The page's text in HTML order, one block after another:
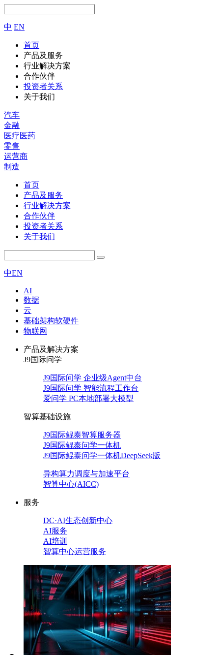
中 EN
首页
产品及服务
行业解决方案
合作伙伴
投资者关系
关于我们
汽车
金融
医疗医药
零售
运营商
制造
首页
产品及服务
行业解决方案
合作伙伴
投资者关系
关于我们
中EN
AI
数据
云
基础架构软硬件
物联网
产品及解决方案
J9国际问学
J9国际问学 企业级Agent中台
J9国际问学 智能流程工作台
爱问学 PC本地部署大模型
智算基础设施
J9国际鲲泰智算服务器
J9国际鲲泰问学一体机
J9国际鲲泰问学一体机DeepSeek版
异构算力调度与加速平台
智算中心(AICC)
服务
DC·AI生态创新中心
AI服务
AI培训
智算中心运营服务